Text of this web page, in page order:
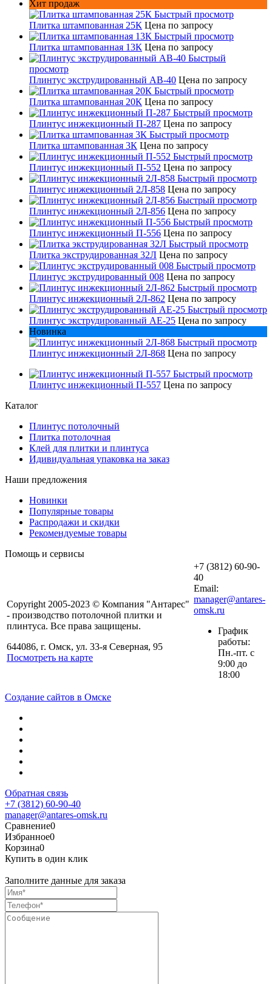
Хит продаж
Быстрый просмотр
Плитка штампованная 25К Цена по запросу
Быстрый просмотр
Плитка штампованная 13К Цена по запросу
Быстрый
просмотр
Плинтус экструдированный AB-40 Цена по запросу
Быстрый просмотр
Плитка штампованная 20К Цена по запросу
Быстрый просмотр
Плинтус инжекционный П-287 Цена по запросу
Быстрый просмотр
Плитка штампованная 3К Цена по запросу
Быстрый просмотр
Плинтус инжекционный П-552 Цена по запросу
Быстрый просмотр
Плинтус инжекционный 2Л-858 Цена по запросу
Быстрый просмотр
Плинтус инжекционный 2Л-856 Цена по запросу
Быстрый просмотр
Плинтус инжекционный П-556 Цена по запросу
Быстрый просмотр
Плитка экструдированная 32Л Цена по запросу
Быстрый просмотр
Плинтус экструдированный 008 Цена по запросу
Быстрый просмотр
Плинтус инжекционный 2Л-862 Цена по запросу
Быстрый просмотр
Плинтус экструдированный AE-25 Цена по запросу
Новинка
Быстрый просмотр
Плинтус инжекционный 2Л-868 Цена по запросу
Быстрый просмотр
Плинтус инжекционный П-557 Цена по запросу
Каталог
Плинтус потолочный
Плитка потолочная
Клей для плитки и плинтуса
Идивидуальная упаковка на заказ
Наши предложения
Новинки
Популярные товары
Распродажи и скидки
Рекомендуемые товары
Помощь и сервисы
Copyright 2005-2023 © Компания "Антарес"
- производство потолочной плитки и
плинтуса. Все права защищены.
644086, г. Омск, ул. 33-я Северная, 95
Посмотреть на карте
+7 (3812) 60-90-
40
Email:
manager@antares-
omsk.ru
График
работы:
Пн.-пт. с
9:00 до
18:00
Создание сайтов в Омске
Обратная связь
+7 (3812) 60-90-40
manager@antares-omsk.ru
Сравнение0
Избранное0
Корзина0
Купить в один клик
Заполните данные для заказа